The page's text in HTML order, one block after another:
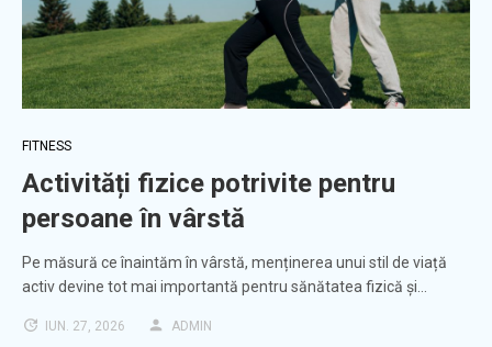
FITNESS
Activități fizice potrivite pentru
persoane în vârstă
Pe măsură ce înaintăm în vârstă, menținerea unui stil de viață
activ devine tot mai importantă pentru sănătatea fizică și…
IUN. 27, 2026 ADMIN